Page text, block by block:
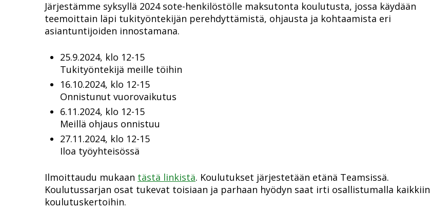
Järjestämme syksyllä 2024 sote-henkilöstölle maksutonta koulutusta, jossa käydään
teemoittain läpi tukityöntekijän perehdyttämistä, ohjausta ja kohtaamista eri
asiantuntijoiden innostamana.
25.9.2024, klo 12-15
Tukityöntekijä meille töihin
16.10.2024, klo 12-15
Onnistunut vuorovaikutus
6.11.2024, klo 12-15
Meillä ohjaus onnistuu
27.11.2024, klo 12-15
Iloa työyhteisössä
Ilmoittaudu mukaan tästä linkistä. Koulutukset järjestetään etänä Teamsissä.
Koulutussarjan osat tukevat toisiaan ja parhaan hyödyn saat irti osallistumalla kaikkiin
koulutuskertoihin.